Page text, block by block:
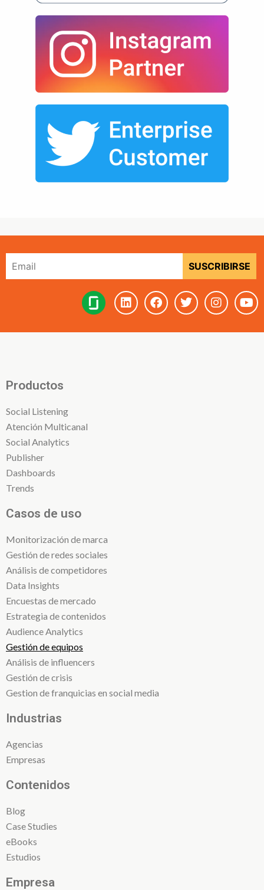
Productos
Social Listening
Atención Multicanal
Social Analytics
Publisher
Dashboards
Trends
Casos de uso
Monitorización de marca
Gestión de redes sociales
Análisis de competidores
Data Insights
Encuestas de mercado
Estrategia de contenidos
Audience Analytics
Gestión de equipos
Análisis de influencers
Gestión de crisis
Gestion de franquicias en social media
Industrias
Agencias
Empresas
Contenidos
Blog
Case Studies
eBooks
Estudios
Empresa